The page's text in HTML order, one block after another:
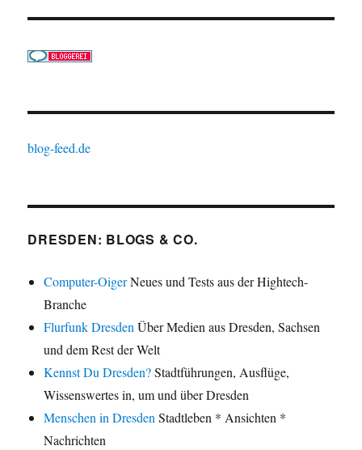
blog-feed.de
DRESDEN: BLOGS & CO.
Computer-OigerNeues und Tests aus der Hightech-
Branche
Flurfunk Dresden Über Medien aus Dresden, Sachsen
und dem Rest der Welt
Kennst Du Dresden?Stadtführungen, Ausflüge,
Wissenswertes in, um und über Dresden
Menschen in Dresden Stadtleben * Ansichten *
Nachrichten